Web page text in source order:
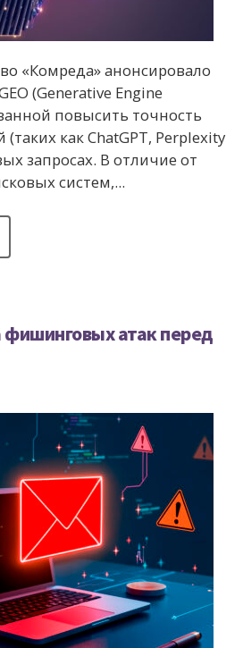
«Комреда» анонсировало
(Generative Engine
повысить точность
(таких как ChatGPT, Perplexity
запросах. В отличие от
систем,...
фишинговых атак перед